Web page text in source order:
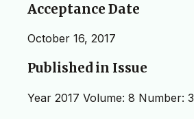
Acceptance Date
October 16, 2017
Published in Issue
Year 2017 Volume: 8 Number: 3